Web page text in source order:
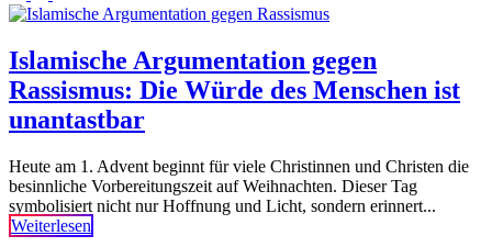
Islamische Argumentation gegen
Rassismus: Die Würde des Menschen ist
unantastbar
Heute am 1. Advent beginnt für viele Christinnen und Christen die
besinnliche Vorbereitungszeit auf Weihnachten. Dieser Tag
symbolisiert nicht nur Hoffnung und Licht, sondern erinnert...
Weiterlesen